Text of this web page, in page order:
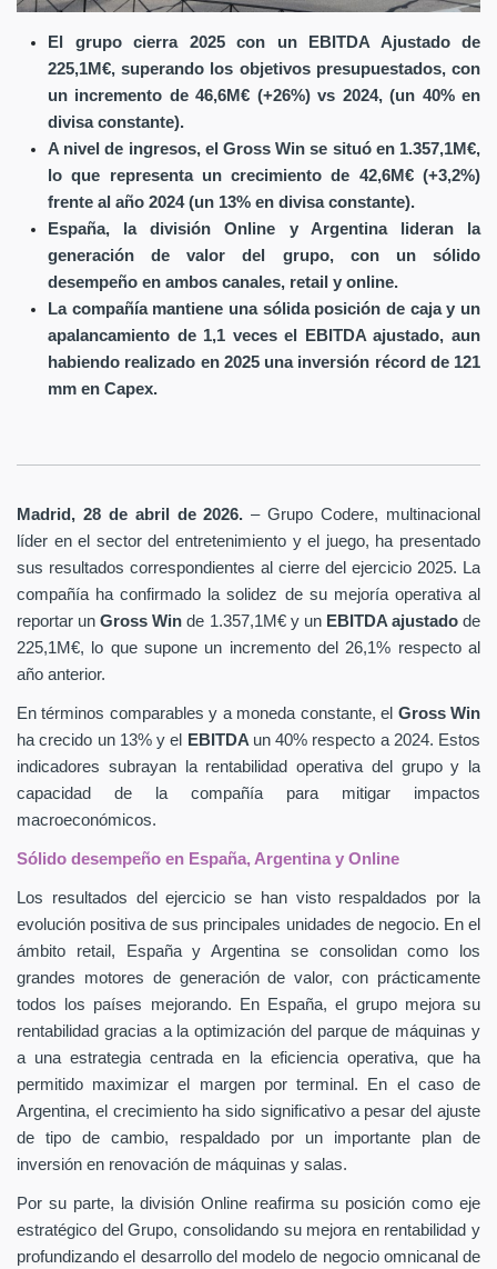
El grupo cierra 2025 con un EBITDA Ajustado de
225,1M€, superando los objetivos presupuestados, con
un incremento de 46,6M€ (+26%) vs 2024, (un 40% en
divisa constante).
A nivel de ingresos, el Gross Win se situó en 1.357,1M€,
lo que representa un crecimiento de 42,6M€ (+3,2%)
frente al año 2024 (un 13% en divisa constante).
España, la división Online y Argentina lideran la
generación de valor del grupo, con un sólido
desempeño en ambos canales, retail y online.
La compañía mantiene una sólida posición de caja y un
apalancamiento de 1,1 veces el EBITDA ajustado, aun
habiendo realizado en 2025 una inversión récord de 121
mm en Capex.
Madrid, 28 de abril de 2026. – Grupo Codere, multinacional
líder en el sector del entretenimiento y el juego, ha presentado
sus resultados correspondientes al cierre del ejercicio 2025. La
compañía ha confirmado la solidez de su mejoría operativa al
reportar unGross Winde 1.357,1M€ y un EBITDA ajustadode
225,1M€, lo que supone un incremento del 26,1% respecto al
año anterior.
En términos comparables y a moneda constante, el Gross Win
ha crecido un 13% y el
EBITDA un 40% respecto a 2024. Estos
indicadores subrayan la rentabilidad operativa del grupo y la
capacidad de la compañía para mitigar impactos
macroeconómicos.
Sólido desempeño en España, Argentina y Online
Los resultados del ejercicio se han visto respaldados por la
evolución positiva de sus principales unidades de negocio. En el
ámbito retail, España y Argentina se consolidan como los
grandes motores de generación de valor, con prácticamente
todos los países mejorando. En España, el grupo mejora su
rentabilidad gracias a la optimización del parque de máquinas y
a una estrategia centrada en la eficiencia operativa, que ha
permitido maximizar el margen por terminal. En el caso de
Argentina, el crecimiento ha sido significativo a pesar del ajuste
de tipo de cambio, respaldado por un importante plan de
inversión en renovación de máquinas y salas.
Por su parte, la división Online reafirma su posición como eje
estratégico del Grupo, consolidando su mejora en rentabilidad y
profundizando el desarrollo del modelo de negocio omnicanal de